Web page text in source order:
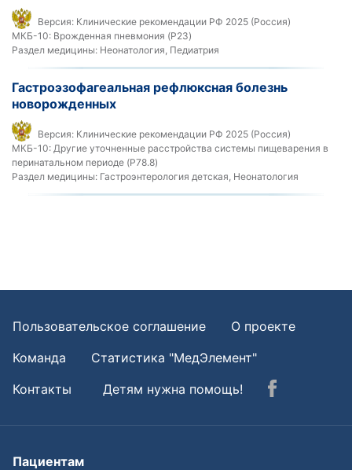
Версия: Клинические рекомендации РФ 2025 (Россия)
МКБ-10: Врожденная пневмония (P23)
Раздел медицины: Неонатология, Педиатрия
Гастроэзофагеальная рефлюксная болезнь
новорожденных
Версия: Клинические рекомендации РФ 2025 (Россия)
МКБ-10: Другие уточненные расстройства системы пищеварения в
перинатальном периоде (P78.8)
Раздел медицины: Гастроэнтерология детская, Неонатология
Пользовательское соглашение
О проекте
Команда
Статистика "МедЭлемент"
Контакты
Детям нужна помощь!
Пациентам